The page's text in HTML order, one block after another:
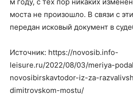
моста не произошло. В связи с
передан исковый документ в
Источник: https://novosib.info-
leisure.ru/2022/08/03/meriya-
novosibirskavtodor-iz-za-
dimitrovskom-mostu/